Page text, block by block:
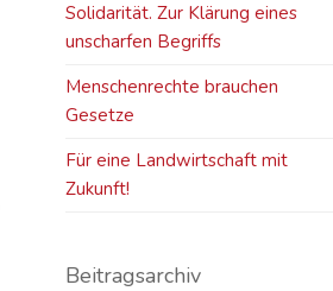
Solidarität. Zur Klärung eines
unscharfen Begriffs
Menschenrechte brauchen
Gesetze
Für eine Landwirtschaft mit
Zukunft!
Beitragsarchiv